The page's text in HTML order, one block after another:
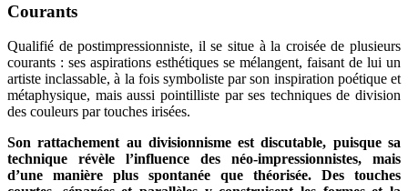
Courants
Qualifié de postimpressionniste, il se situe à la croisée de plusieurs
courants : ses aspirations esthétiques se mélangent, faisant de lui un
artiste inclassable, à la fois symboliste par son inspiration poétique et
métaphysique, mais aussi pointilliste par ses techniques de division
des couleurs par touches irisées.
Son rattachement au divisionnisme est discutable, puisque sa
technique révèle l’influence des néo-impressionnistes, mais
d’une manière plus spontanée que théorisée. Des touches